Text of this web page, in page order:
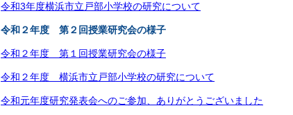
令和3年度横浜市立戸部小学校の研究について
令和２年度 第２回授業研究会の様子
令和２年度 第１回授業研究会の様子
令和２年度 横浜市立戸部小学校の研究について
令和元年度研究発表会へのご参加、ありがとうございました